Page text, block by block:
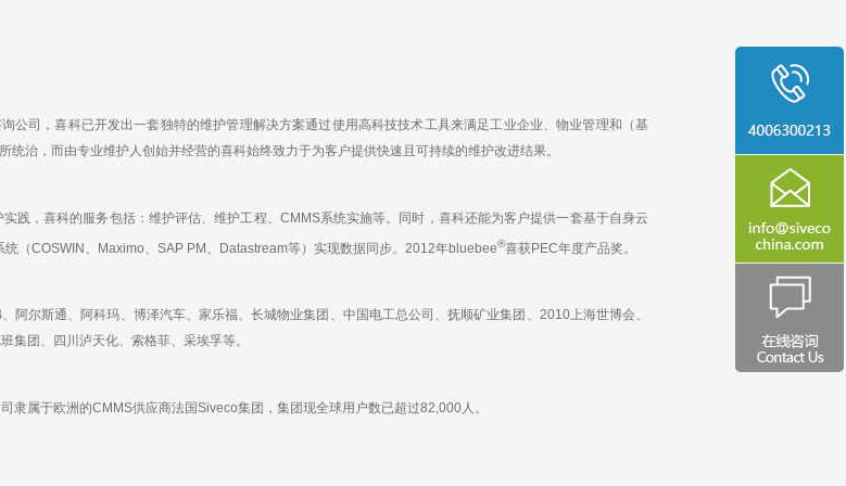
司，喜科已开发出一套独特的维护管理解决方案通过使用高科技技术工具来满足工业企业、物业管理和（基
治，而由专业维护人创始并经营的喜科始终致力于为客户提供快速且可持续的维护改进结果。
，喜科的服务包括：维护评估、维护工程、CMMS系统实施等。同时，喜科还能为客户提供一套基于自身云
（COSWIN、Maximo、SAP PM、Datastream等）实现数据同步。2012年bluebee®喜获PEC年度产品奖。
尔斯通、阿科玛、博泽汽车、家乐福、长城物业集团、中国电工总公司、抚顺矿业集团、2010上海世博会、
集团、四川泸天化、索格菲、采埃孚等。
属于欧洲的CMMS供应商法国Siveco集团，集团现全球用户数已超过82,000人。